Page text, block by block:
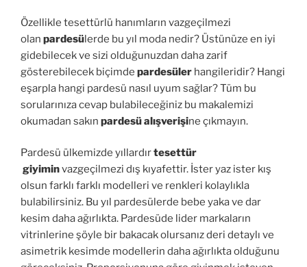
Özellikle tesettürlü hanımların vazgeçilmezi
olan pardesülerde bu yıl moda nedir? Üstünüze en iyi
gidebilecek ve sizi olduğunuzdan daha zarif
gösterebilecek biçimde pardesüler hangileridir? Hangi
eşarpla hangi pardesü nasıl uyum sağlar? Tüm bu
sorularınıza cevap bulabileceğiniz bu makalemizi
okumadan sakın pardesü alışverişine çıkmayın.
Pardesü ülkemizde yıllardırtesettür
giyiminvazgeçilmezi dış kıyafettir. İster yaz ister kış
olsun farklı farklı modelleri ve renkleri kolaylıkla
bulabilirsiniz. Bu yıl pardesülerde bebe yaka ve dar
kesim daha ağırlıkta. Pardesüde lider markaların
vitrinlerine şöyle bir bakacak olursanız deri detaylı ve
asimetrik kesimde modellerin daha ağırlıkta olduğunu